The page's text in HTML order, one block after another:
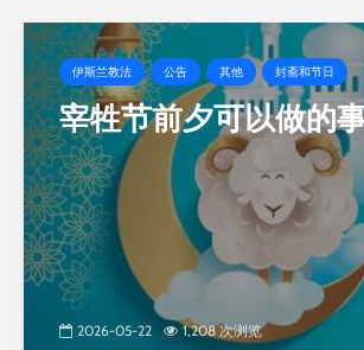
伊斯兰教法 公告 其他 封斋和节日
宰牲节前夕可以做的
2026-05-22 1,208 次浏览